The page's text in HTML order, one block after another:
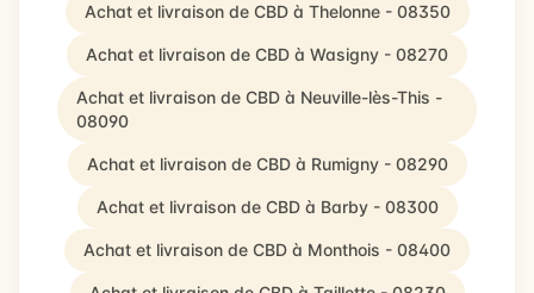
Achat et livraison de CBD à Thelonne - 08350
Achat et livraison de CBD à Wasigny - 08270
Achat et livraison de CBD à Neuville-lès-This -
08090
Achat et livraison de CBD à Rumigny - 08290
Achat et livraison de CBD à Barby - 08300
Achat et livraison de CBD à Monthois - 08400